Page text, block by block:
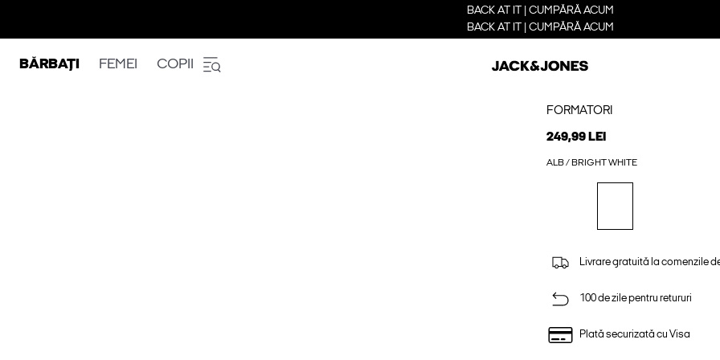
BACK AT IT | CUMPĂRĂ ACUM
BACK AT IT | CUMPĂRĂ ACUM
BĂRBAȚI FEMEI COPII
FORMATORI
249,99 LEI
ALB / BRIGHT WHITE
Livrare gratuită la comenzile
100 de zile pentru retururi
Plată securizată cu Visa